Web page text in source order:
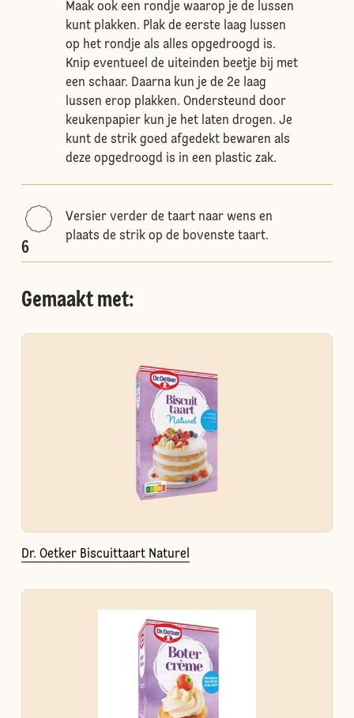
Maak ook een rondje waarop je de lussen
kunt plakken. Plak de eerste laag lussen
op het rondje als alles opgedroogd is.
Knip eventueel de uiteinden beetje bij met
een schaar. Daarna kun je de 2e laag
lussen erop plakken. Ondersteund door
keukenpapier kun je het laten drogen. Je
kunt de strik goed afgedekt bewaren als
deze opgedroogd is in een plastic zak.
6
Versier verder de taart naar wens en
plaats de strik op de bovenste taart.
Gemaakt met:
Dr. Oetker Biscuittaart Naturel